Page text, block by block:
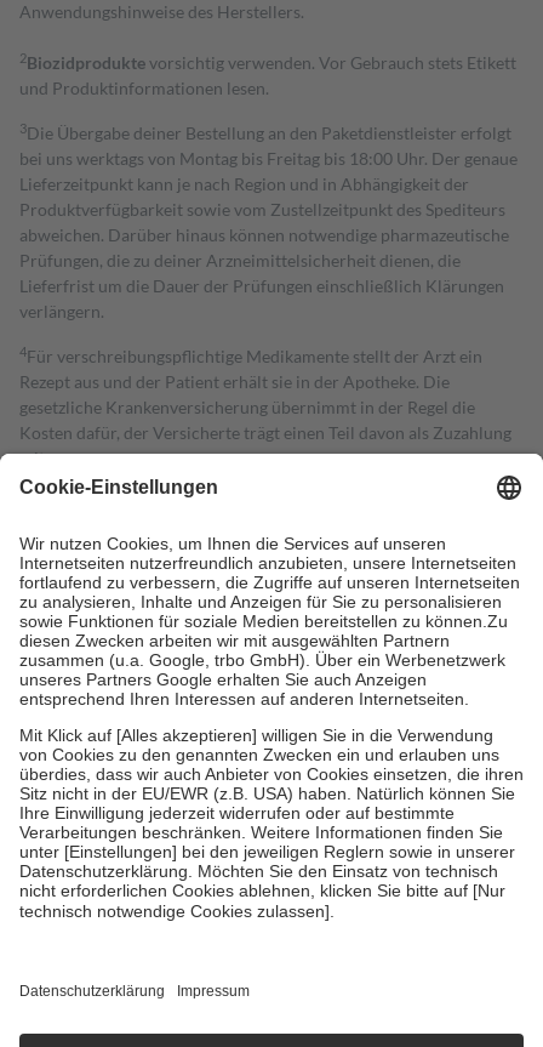
Anwendungshinweise des Herstellers.
2Biozidproduktevorsichtig verwenden. Vor Gebrauch stets Etikett
und Produktinformationen lesen.
3Die Übergabe deiner Bestellung an den Paketdienstleister erfolgt
bei uns werktags von Montag bis Freitag bis 18:00 Uhr. Der genaue
Lieferzeitpunkt kann je nach Region und in Abhängigkeit der
Produktverfügbarkeit sowie vom Zustellzeitpunkt des Spediteurs
abweichen. Darüber hinaus können notwendige pharmazeutische
Prüfungen, die zu deiner Arzneimittelsicherheit dienen, die
Lieferfrist um die Dauer der Prüfungen einschließlich Klärungen
verlängern.
4Für verschreibungspflichtige Medikamente stellt der Arzt ein
Rezept aus und der Patient erhält sie in der Apotheke. Die
gesetzliche Krankenversicherung übernimmt in der Regel die
Kosten dafür, der Versicherte trägt einen Teil davon als Zuzahlung
mit.
Grundsätzlich leisten Mitglieder Zuzahlungen in Höhe von zehn
höchstens zehn Euro.
Es sind jedoch nie mehr als die tatsächlichen
Kosten der Leistung zu entrichten.
Diese Regeln gelten grundsätzlich auch für Online-Apotheken.
Bei Heilmitteln und häuslicher Krankenpflege beträgt die
Zuzahlung zehn Prozent der Kosten sowie zehn Euro je
Verordnung.
Um das Engagement der Versicherten für ihre eigene Gesundheit zu
stärken und die besondere Stellung der Familie zu unterstützen,
fallenkeine Zuzahlungenan bei:
• Kindern und Jugendlichen bis zum vollendeten 18. Lebensjahr
mit Ausnahme der Fahrkosten
• Untersuchungen zur Vorsorge und Früherkennung, die von der
GKV getragen werden
• empfohlenen Schutzimpfungen
• Harn- und Blutteststreifen
getroffen, um sicherzustellen, dass es sich um echte Bewertungen
https://help.etrusted.com/hc/de/articles/4419944605341